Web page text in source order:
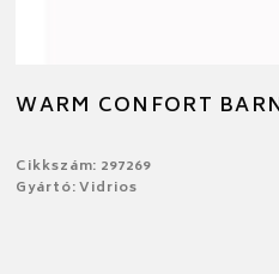
WARM CONFORT
Cikkszám: 297269
Gyártó: Vidrios